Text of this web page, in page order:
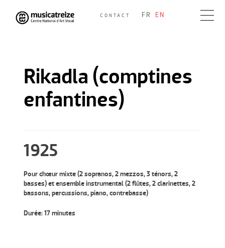
Skip
to
CONTACT FR EN
Rikadla (comptines
enfantines)
1925
Pour chœur mixte (2 sopranos, 2 mezzos, 3 ténors, 2
basses) et ensemble instrumental (2 flûtes, 2 clarinettes, 2
bassons, percussions, piano, contrebasse)
Durée: 17 minutes